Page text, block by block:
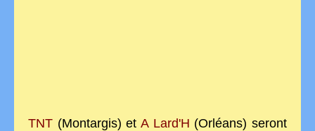
TNT (Montargis) et A Lard'H (Orléans) seront